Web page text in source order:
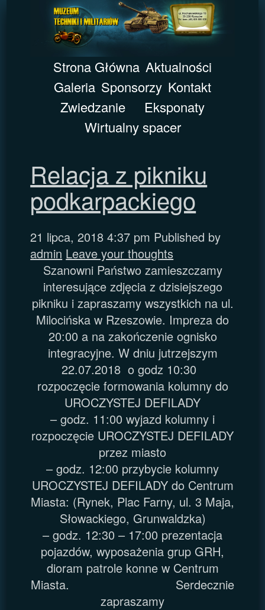
Strona Główna Aktualności
Galeria Sponsorzy Kontakt
Zwiedzanie
Eksponaty
Wirtualny spacer
Relacja z pikniku
podkarpackiego
21 lipca, 2018 4:37 pm Published by
admin Leave your thoughts
Szanowni Państwo zamieszczamy
interesujące zdjęcia z dzisiejszego
pikniku i zapraszamy wszystkich na ul.
Milocińska w Rzeszowie. Impreza do
20:00 a na zakończenie ognisko
integracyjne. W dniu jutrzejszym
22.07.2018 o godz 10:30
rozpoczęcie formowania kolumny do
UROCZYSTEJ DEFILADY
– godz. 11:00 wyjazd kolumny i
rozpoczęcie UROCZYSTEJ DEFILADY
przez miasto
– godz. 12:00 przybycie kolumny
UROCZYSTEJ DEFILADY do Centrum
Miasta: (Rynek, Plac Farny, ul. 3 Maja,
Słowackiego, Grunwaldzka)
– godz. 12:30 – 17:00 prezentacja
pojazdów, wyposażenia grup GRH,
dioram patrole konne w Centrum
Miasta. Serdecznie
zapraszamy